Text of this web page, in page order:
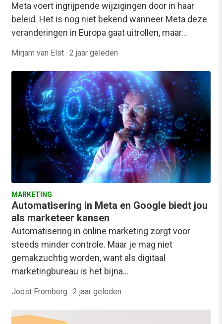
Meta voert ingrijpende wijzigingen door in haar
beleid. Het is nog niet bekend wanneer Meta deze
veranderingen in Europa gaat uitrollen, maar…
Mirjam van Elst · 2 jaar geleden
MARKETING
Automatisering in Meta en Google biedt jou
als marketeer kansen
Automatisering in online marketing zorgt voor
steeds minder controle. Maar je mag niet
gemakzuchtig worden, want als digitaal
marketingbureau is het bijna…
Joost Fromberg · 2 jaar geleden